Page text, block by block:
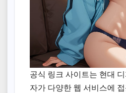
공식 링크 사이트는 현대
자가 다양한 웹 서비스에